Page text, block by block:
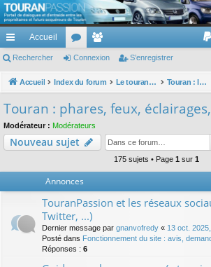
TouranPassion
Le forum des propriétaires ou futurs acquéreurs du
cc
ès
pi
de
Accueil
or
u
e
m
Rechercher Connexion S’enregistrer
Accueil Index du forum Le touran dans ses versions I (V1 V2 V3) et II ... Touran : les équipements électriques et électroniques
Touran : phares, feux,
Modérateur : Modérateurs
Nouveau sujet
175 sujets • Page 1 sur 1
Annonces
TouranPassion et les réseaux
Twitter, ...)
Dernier message par gnanvofredy « 13 oct.
Posté dans Fonctionnement du site : avis,
Réponses : 6